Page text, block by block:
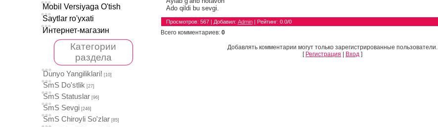
Mobil Versiyaga O'tish
Saytlar ro'yxati
Интернет-магазин
Категории
раздела
Dunyo Yangiliklari! [10]
SmS Do'stlik [27]
SmS Statuslar [96]
SmS Sevgi [246]
SmS Chiroyli So'zlar [85]
Ado qildi bu sevgi.
Просмотров: 567| Добавил: Admin | Рейтинг: 0.0/0
Всего комментариев: 0
Добавлять комментарии могут только зарегистрированные пользователи.
[ Регистрация Вход ]